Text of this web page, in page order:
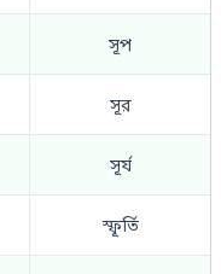
সূপ
সূর
সূর্য
স্ফূর্তি